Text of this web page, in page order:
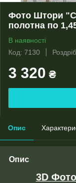
Фото Штори
полотна по
В наявності
Код: 7130
Роздріб
3 320 ₴
Опис
Опис
3D